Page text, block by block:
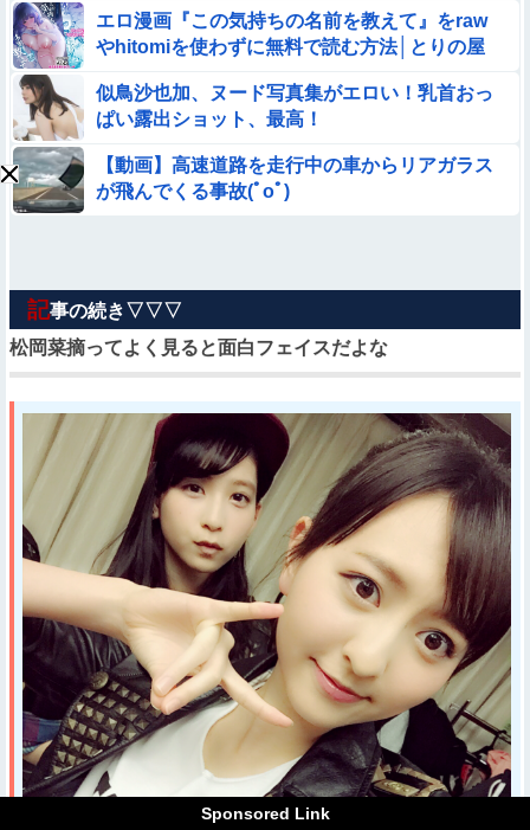
エロ漫画『この気持ちの名前を教えて』をraw
やhitomiを使わずに無料で読む方法│とりの屋
似鳥沙也加、ヌード写真集がエロい！乳首おっ
ぱい露出ショット、最高！
【動画】高速道路を走行中の車からリアガラス
が飛んでくる事故(ﾟoﾟ)
記事の続き▽▽▽
松岡菜摘ってよく見ると面白フェイスだよな
Sponsored Link